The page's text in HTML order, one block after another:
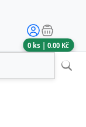
0 ks |0.00 Kč